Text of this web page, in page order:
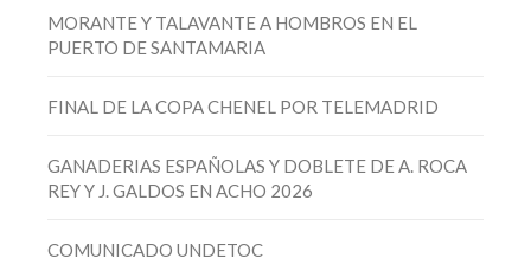
MORANTE Y TALAVANTE A HOMBROS EN EL
PUERTO DE SANTAMARIA
FINAL DE LA COPA CHENEL POR TELEMADRID
GANADERIAS ESPAÑOLAS Y DOBLETE DE A. ROCA
REY Y J. GALDOS EN ACHO 2026
COMUNICADO UNDETOC